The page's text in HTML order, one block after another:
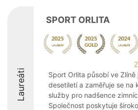
Laureáti
SPORT ORLITA
Sport Orlita působí ve
desetiletí a zaměřuje se na
služby pro nadšence
Společnost poskytuje